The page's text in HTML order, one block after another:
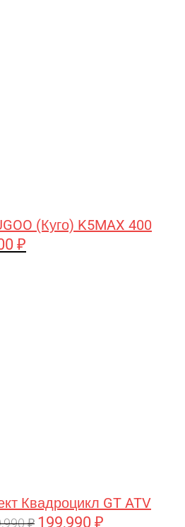
(Куго) K5MAX 400
₽
Квадроцикл GT ATV
₽ Первоначальная
199,990 ₽